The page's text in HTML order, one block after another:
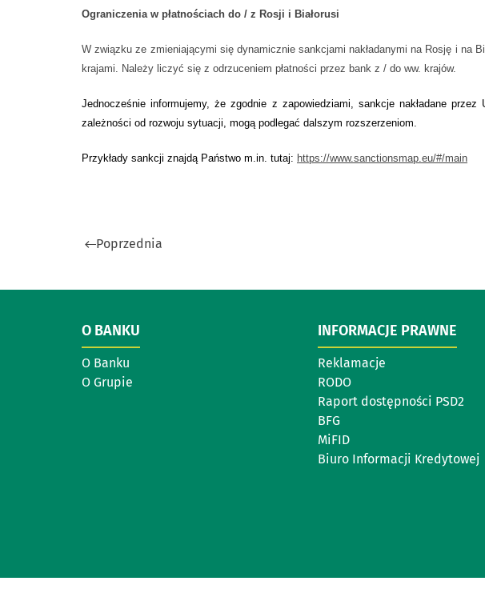
Ograniczenia w płatnościach do / z Rosji i Białorusi
W związku ze zmieniającymi się dynamicznie sankcjami nakładanymi na Rosję i na
krajami. Należy liczyć się z odrzuceniem płatności przez bank z / do ww. krajów.
Jednocześnie informujemy, że zgodnie z zapowiedziami, sankcje nakładane
zależności od rozwoju sytuacji, mogą podlegać dalszym rozszerzeniom.
Przykłady sankcji znajdą Państwo m.in. tutaj: https://www.sanctionsmap.eu/#/main
Poprzednia
O BANKU
O Banku
O Grupie
INFORMACJE PRAWNE
Reklamacje
RODO
Raport dostępności PSD2
BFG
MiFID
Biuro Informacji Kredytowej